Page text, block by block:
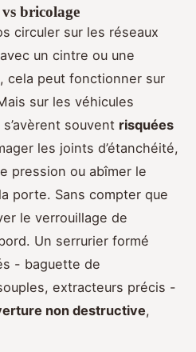
bricolage
circuler sur les réseaux
un cintre ou une
cela peut fonctionner sur
sur les véhicules
souvent risquées
les joints d’étanchéité,
pression ou abîmer le
porte. Sans compter que
le verrouillage de
Un serrurier formé
- baguette de
extracteurs précis -
non destructive,